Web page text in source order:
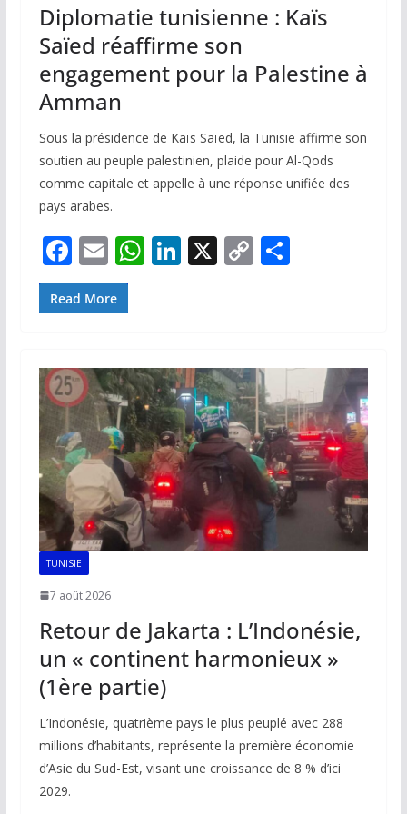
Diplomatie tunisienne : Kaïs
Saïed réaffirme son
engagement pour la Palestine à
Amman
Sous la présidence de Kaïs Saïed, la Tunisie affirme son
soutien au peuple palestinien, plaide pour Al-Qods
comme capitale et appelle à une réponse unifiée des
pays arabes.
F
ac
e
o
o
k
E
m
ai
W
A
p
p
Li
dI
n
X C
Li
n
k
P
er
Read More
TUNISIE
7 août 2026
Retour de Jakarta : L’Indonésie,
un « continent harmonieux »
(1ère partie)
L’Indonésie, quatrième pays le plus peuplé avec 288
millions d’habitants, représente la première économie
d’Asie du Sud-Est, visant une croissance de 8 % d’ici
2029.